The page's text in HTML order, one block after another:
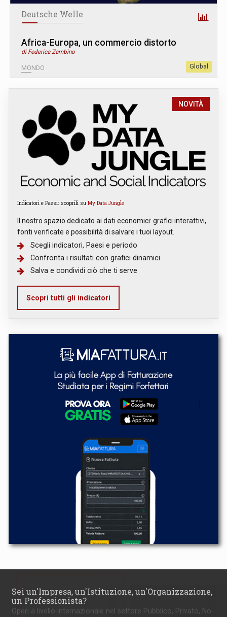
Deutsche Welle
Africa-Europa, un commercio distorto
di Federica Zambino
MONDO Global
NOVITÀ
Indicatori e Paesi: scoprili su My Data Jungle
Il nostro spazio dedicato ai dati economici: grafici interattivi,
fonti verificate e possibilità di salvare i tuoi layout.
Scegli indicatori, Paesi e periodo
Confronta i risultati con grafici dinamici
Salva e condividi ciò che ti serve
Scopri tutti gli indicatori
Sei un'Impresa, un'Istituzione, un'Organizzazione,
un Professionista?
Operi a livello internazionale nel settore Pubblico, Privato, No-